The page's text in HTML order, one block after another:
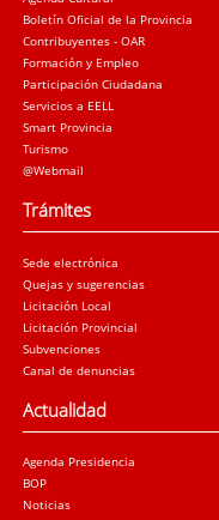
Boletín Oficial de la Provincia
Contribuyentes - OAR
Formación y Empleo
Participación Ciudadana
Servicios a EELL
Smart Provincia
Turismo
@Webmail
Trámites
Sede electrónica
Quejas y sugerencias
Licitación Local
Licitación Provincial
Subvenciones
Canal de denuncias
Actualidad
Agenda Presidencia
BOP
Noticias